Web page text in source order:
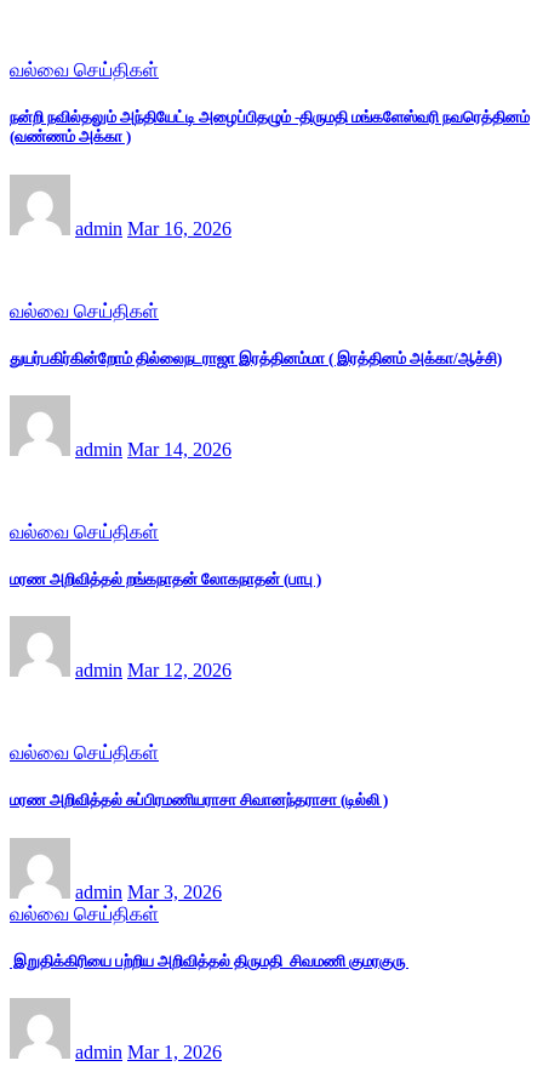
வல்வை செய்திகள்
நன்றி நவில்தலும் அந்தியேட்டி அழைப்பிதழும் -திருமதி மங்களேஸ்வரி நவரெத்தினம்
(வண்ணம் அக்கா )
admin Mar 16, 2026
வல்வை செய்திகள்
துயர்பகிர்கின்றோம் தில்லைநடராஜா இரத்தினம்மா ( இரத்தினம் அக்கா/ஆச்சி)
admin Mar 14, 2026
வல்வை செய்திகள்
மரண அறிவித்தல் றங்கநாதன் லோகநாதன் (பாபு )
admin Mar 12, 2026
வல்வை செய்திகள்
மரண அறிவித்தல் சுப்பிரமணியராசா சிவானந்தராசா (டில்லி )
admin Mar 3, 2026
வல்வை செய்திகள்
இறுதிக்கிரியை பற்றிய அறிவித்தல் திருமதி சிவமணி குமரகுரு
admin Mar 1, 2026